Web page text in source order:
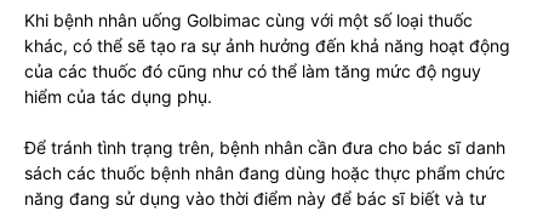
Khi bệnh nhân uống Golbimac cùng với một số loại thuốc
khác, có thể sẽ tạo ra sự ảnh hưởng đến khả năng hoạt động
của các thuốc đó cũng như có thể làm tăng mức độ nguy
hiểm của tác dụng phụ.
Để tránh tình trạng trên, bệnh nhân cần đưa cho bác sĩ danh
sách các thuốc bệnh nhân đang dùng hoặc thực phẩm chức
năng đang sử dụng vào thời điểm này để bác sĩ biết và tư